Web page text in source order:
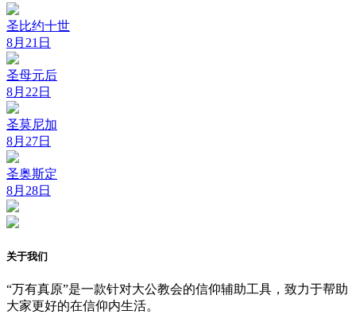
圣比约十世
8月21日
圣母元后
8月22日
圣莫尼加
8月27日
圣奥斯定
8月28日
关于我们
“万有真原”是一款针对大公教会的信仰辅助工具，致力于帮助
大家更好的在信仰内生活。